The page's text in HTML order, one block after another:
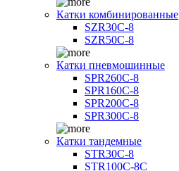
Катки комбинированные
SZR30C-8
SZR50C-8
Катки пневмошинные
SPR260C-8
SPR160C-8
SPR200C-8
SPR300C-8
Катки тандемные
STR30C-8
STR100C-8С